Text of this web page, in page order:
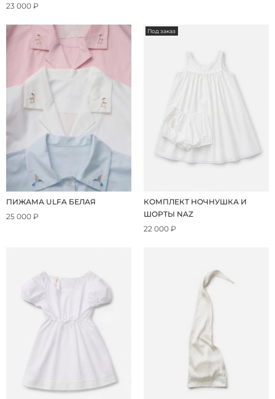
23 000 ₽
ПИЖАМА ULFA БЕЛАЯ
25 000 ₽
Под заказ
КОМПЛЕКТ НОЧНУШКА И
ШОРТЫ NAZ
22 000 ₽